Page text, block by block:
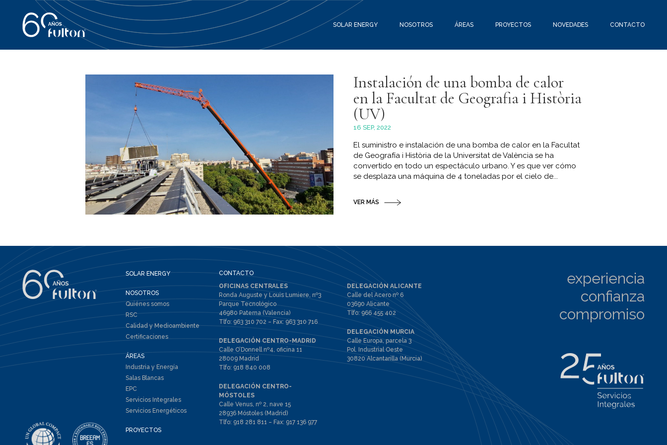
SOLAR ENERGY NOSOTROS ÁREAS PROYECTOS NOVEDADES CONTACTO
Instalación de una bomba de calor
en la Facultat de Geografia i Història
(UV)
16 SEP, 2022
El suministro e instalación de una bomba de calor en la Facultat
de Geografía i Història de la Universitat de València se ha
convertido en todo un espectáculo urbano. Y es que ver cómo
se desplaza una máquina de 4 toneladas por el cielo de...
VER MÁS
SOLAR ENERGY
NOSOTROS
Quiénes somos
RSC
Calidad y Medioambiente
Certificaciones
ÁREAS
Industria y Energía
Salas Blancas
EPC
Servicios Integrales
Servicios Energéticos
PROYECTOS
CONTACTO
OFICINAS CENTRALES
Ronda Auguste y Louis Lumiere, nº3
Parque Tecnológico
46980 Paterna (Valencia)
Tlfo: 963 310 702 – Fax: 963 310 716
DELEGACIÓN CENTRO-MADRID
Calle O’Donnell nº4, oficina 11
28009 Madrid
Tlfo: 918 840 008
DELEGACIÓN CENTRO-
MÓSTOLES
Calle Venus, nº 2, nave 15
28936 Móstoles (Madrid)
Tlfo: 918 281 811 – Fax: 917 136 977
DELEGACIÓN ALICANTE
Calle del Acero nº 6
03690 Alicante
Tlfo:966 455 402
DELEGACIÓN MURCIA
Calle Europa, parcela 3
Pol. Industrial Oeste
30820 Alcantarilla (Murcia)
experiencia
confianza
compromiso